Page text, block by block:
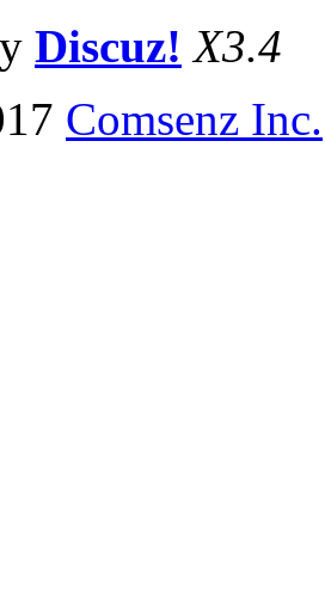
Discuz! X3.4
Comsenz Inc.